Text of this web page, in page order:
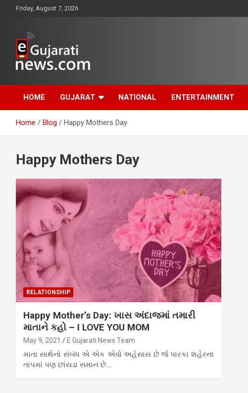
Friday, August 7, 2026
ગુજરાત તેમજ દેશ-
વિદેશના ગુજરાતી સમાચાર
માટેનું વિશ્વસનીય
ગુજરાતી ન્યૂઝ પોર્ટલ
HOME GUJARAT NATIONAL ENTERTAINMENT
Home Blog Happy Mothers Day
Happy Mothers Day
RELATIONSHIP
Happy Mother’s Day: ખાસ અંદાજમાં તમારી
માતાને કહો – I LOVE YOU MOM
May 9, 2021 E Gujarati News Team
માતા સાથેનો સંબંધ એ એક એવો અહેસાસ છે જે પારકા શહેરના
તાપમાં પણ છાંયડા સમાન છે.…